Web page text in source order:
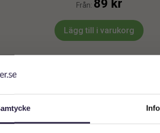
Från: 89 kr
Lägg till i varukorg